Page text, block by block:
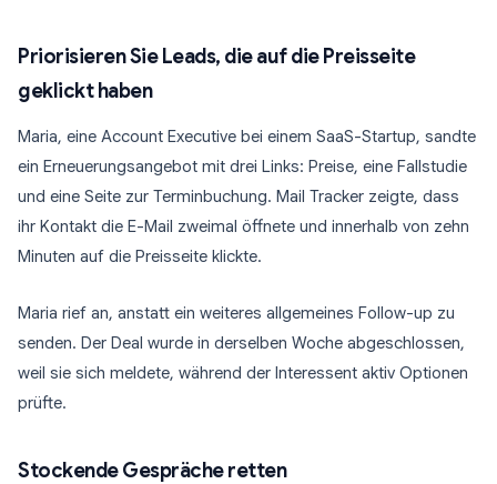
Priorisieren Sie Leads, die auf die Preisseite
geklickt haben
Maria, eine Account Executive bei einem SaaS-Startup, sandte
ein Erneuerungsangebot mit drei Links: Preise, eine Fallstudie
und eine Seite zur Terminbuchung. Mail Tracker zeigte, dass
ihr Kontakt die E-Mail zweimal öffnete und innerhalb von zehn
Minuten auf die Preisseite klickte.
Maria rief an, anstatt ein weiteres allgemeines Follow-up zu
senden. Der Deal wurde in derselben Woche abgeschlossen,
weil sie sich meldete, während der Interessent aktiv Optionen
prüfte.
Stockende Gespräche retten